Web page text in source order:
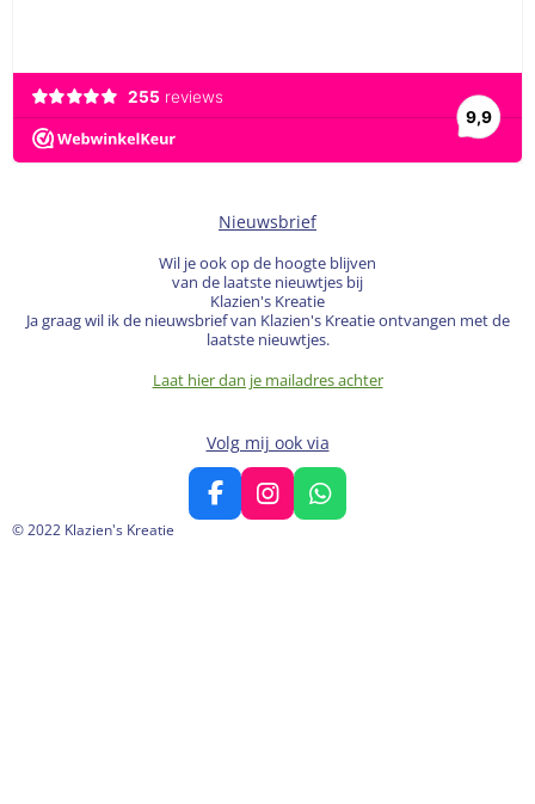
Nieuwsbrief
Wil je ook op de hoogte blijven
van de laatste nieuwtjes bij
Klazien's Kreatie
Ja graag wil ik de nieuwsbrief van Klazien's Kreatie ontvangen met de
laatste nieuwtjes.
Laat hier dan je mailadres achter
Volg mij ook via
F
a
I
n
W
h
© 2022 Klazien's Kreatie